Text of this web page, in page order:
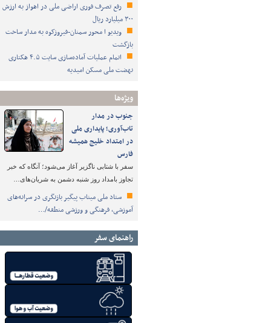
رفع تصرف فوری اراضی ملی در اهواز به ارزش
۳۰۰ میلیارد ریال
ویدیو ا محور سمنان-فیروزکوه به مدار ساخت
بازگشت
اتمام عملیات آماده‌سازی سایت ۴.۵ هکتاری
نهضت ملی مسکن امیدیه
ویژه‌ها
جنوب در مدار
تاب‌آوری؛ پایداری ملی
در امتداد خلیج همیشه
فارس
سفر با شتابی ناگزیر آغاز می‌شود؛ آنگاه که خبر
تجاوز بامداد روز شنبه دشمن به شریان‌های…
ستاد ملی میناب پیگیر بازنگری در سرانه‌های
آموزشی، فرهنگی و ورزشی منطقه/…
راهنمای سفر